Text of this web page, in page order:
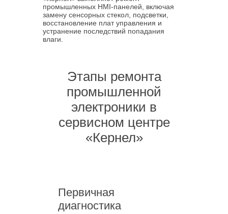
промышленных HMI-панелей, включая
замену сенсорных стекол, подсветки,
восстановление плат управления и
устранение последствий попадания
влаги.
Этапы ремонта
промышленной
электроники в
сервисном центре
«Кернел»
Первичная
диагностика